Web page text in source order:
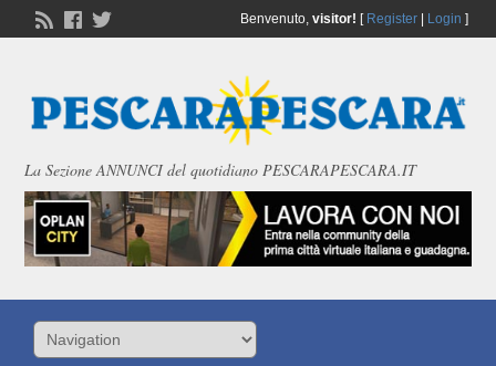
Benvenuto, visitor! [ Register| Login ]
La Sezione ANNUNCI del quotidiano PESCARAPESCARA.IT